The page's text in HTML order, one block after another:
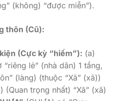
(không) “được miễn”).
thôn (Cũ):
(Cực kỳ “hiếm”): (a)
“riêng lẻ” (nhà dân) 1 tầng,
(làng) (thuộc “Xã” (xã))
(Quan trọng nhất) “Xã” (xã)